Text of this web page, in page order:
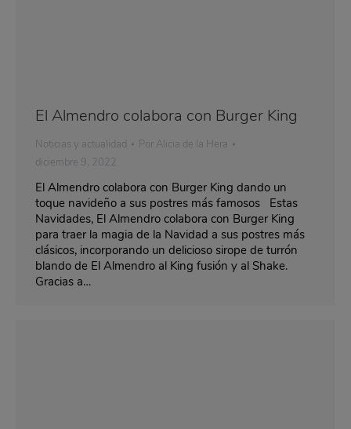
El Almendro colabora con Burger King
Noticias y actualidad Por Alicia de la Hera
diciembre 9, 2022
El Almendro colabora con Burger King dando un
toque navideño a sus postres más famosos Estas
Navidades, El Almendro colabora con Burger King
para traer la magia de la Navidad a sus postres más
clásicos, incorporando un delicioso sirope de turrón
blando de El Almendro al King fusión y al Shake.
Gracias a…